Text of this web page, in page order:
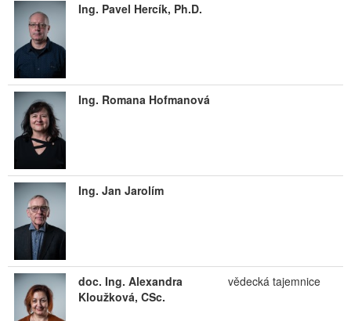
Ing. Pavel Hercík, Ph.D.
Ing. Romana Hofmanová
Ing. Jan Jarolím
doc. Ing. Alexandra
Kloužková, CSc.
vědecká tajemnice